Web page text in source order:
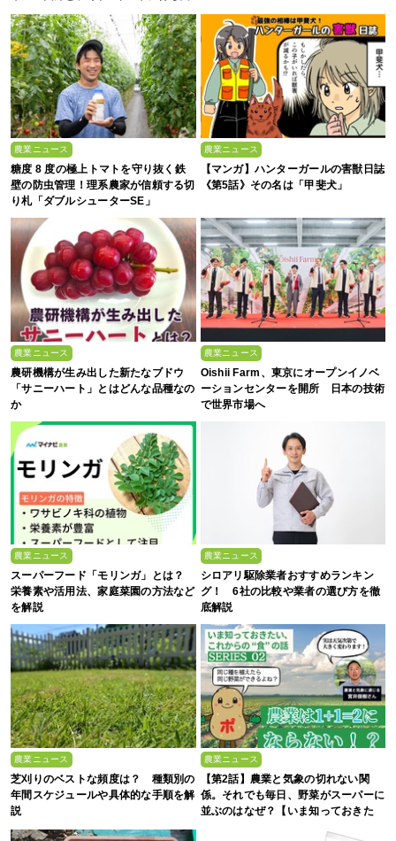
ける“大暴落”の可能性
農業ニュース
糖度 8 度の極上トマトを守り抜く鉄
壁の防虫管理！理系農家が信頼する切
り札「ダブルシューターSE」
農業ニュース
【マンガ】ハンターガールの害獣日誌
《第5話》その名は「甲斐犬」
農業ニュース
農研機構が生み出した新たなブドウ
「サニーハート」とはどんな品種なの
か
農業ニュース
Oishii Farm、東京にオープンイノベ
ーションセンターを開所 日本の技術
で世界市場へ
農業ニュース
スーパーフード「モリンガ」とは？
栄養素や活用法、家庭菜園の方法など
を解説
農業ニュース
シロアリ駆除業者おすすめランキン
グ！ 6社の比較や業者の選び方を徹
底解説
農業ニュース
芝刈りのベストな頻度は？ 種類別の
年間スケジュールや具体的な手順を解
説
農業ニュース
【第2話】農業と気象の切れない関
係。それでも毎日、野菜がスーパーに
並ぶのはなぜ？【いま知っておきた